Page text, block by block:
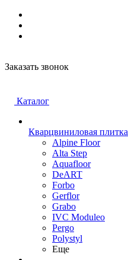
Заказать звонок
Каталог
Кварцвиниловая плитка
Alpine Floor
Alta Step
Aquafloor
DeART
Forbo
Gerflor
Grabo
IVC Moduleo
Pergo
Polystyl
Еще